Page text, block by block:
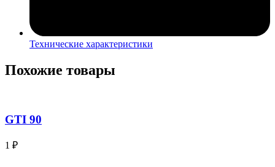
Технические характеристики
Похожие товары
GTI 90
1 ₽